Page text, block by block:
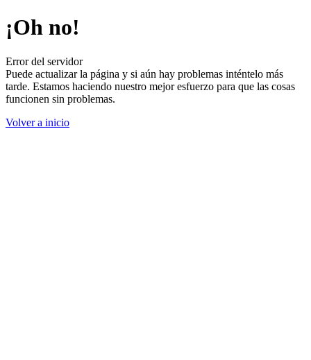
¡Oh no!
Error del servidor
Puede actualizar la página y si aún hay problemas inténtelo más
tarde. Estamos haciendo nuestro mejor esfuerzo para que las cosas
funcionen sin problemas.
Volver a inicio